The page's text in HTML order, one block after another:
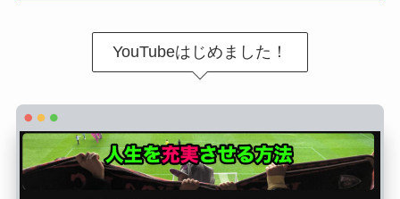
YouTubeはじめました！